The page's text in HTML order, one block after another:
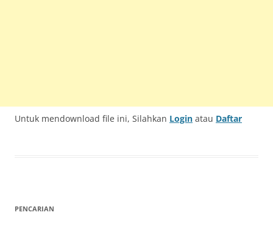
Untuk mendownload file ini, Silahkan Login atau Daftar
PENCARIAN